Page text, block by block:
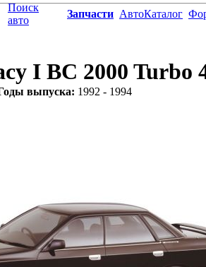
Поиск
авто
Запчасти АвтоКаталог
I BC 2000 Turbo
выпуска: 1992 - 1994